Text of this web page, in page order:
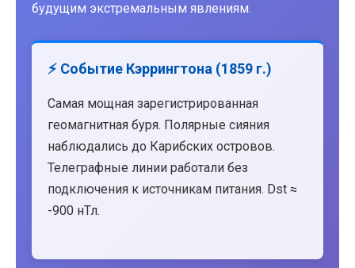
будущим экстремальным явлениям.
⚡ Событие Кэррингтона (1859 г.)
Самая мощная зарегистрированная
геомагнитная буря. Полярные сияния
наблюдались до Карибских островов.
Телеграфные линии работали без
подключения к источникам питания. Dst ≈
-900 нТл.